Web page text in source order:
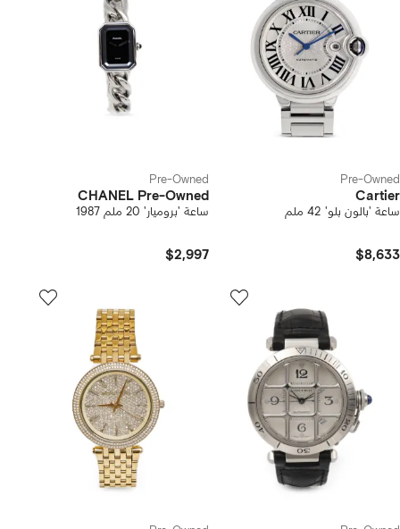
Pre-Owned
Cartier
ساعة 'بالون بلو' 42 ملم
$8,633
Pre-Owned
CHANEL Pre-Owned
ساعة 'بروميار' 20 ملم 1987
$2,997